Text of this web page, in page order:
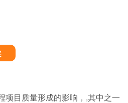
项目质量形成的影响，,其中之一